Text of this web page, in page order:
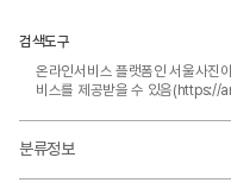
검색도구
온라인서비스 플랫폼인 서울사진
비스를 제공받을 수 있음
분류정보